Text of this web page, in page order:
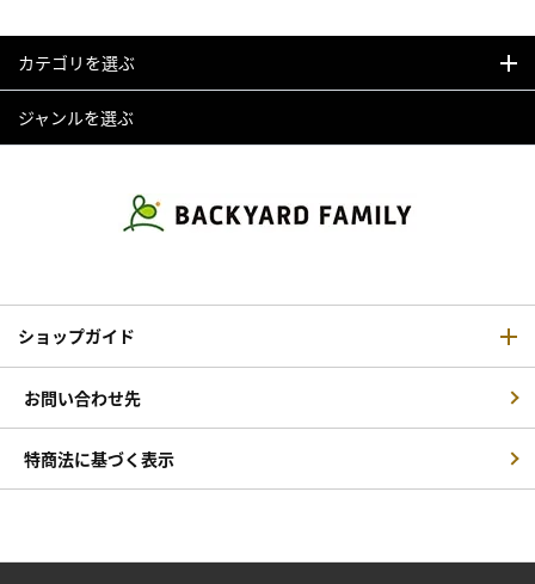
カテゴリを選ぶ
ジャンルを選ぶ
ショップガイド
お問い合わせ先
特商法に基づく表示